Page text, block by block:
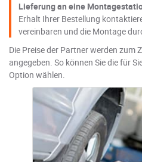
Lieferung an eine
Erhalt Ihrer Bestellung
vereinbaren und die Montage
Die Preise der Partner werden zum
angegeben. So können Sie die für
Option wählen.